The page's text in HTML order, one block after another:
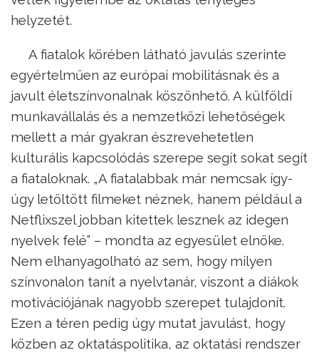
helyzetét.
A fiatalok körében látható javulás szerinte
egyértelműen az európai mobilitásnak és a
javult életszínvonalnak köszönhető. A külföldi
munkavállalás és a nemzetközi lehetőségek
mellett a már gyakran észrevehetetlen
kulturális kapcsolódás szerepe segít sokat segít
a fiataloknak. „A fiatalabbak már nemcsak így-
úgy letöltött filmeket néznek, hanem például a
Netflixszel jobban kitettek lesznek az idegen
nyelvek felé” – mondta az egyesület elnöke.
Nem elhanyagolható az sem, hogy milyen
színvonalon tanít a nyelvtanár, viszont a diákok
motivációjának nagyobb szerepet tulajdonít.
Ezen a téren pedig úgy mutat javulást, hogy
közben az oktatáspolitika, az oktatási rendszer